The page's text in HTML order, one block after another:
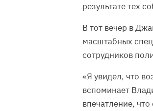
результате тех
В тот вечер в
масштабных
сотрудников
«Я увидел, что
вспоминает
впечатление,